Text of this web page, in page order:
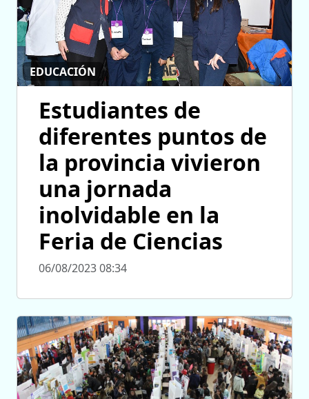
EDUCACIÓN
Estudiantes de
diferentes puntos de
la provincia vivieron
una jornada
inolvidable en la
Feria de Ciencias
06/08/2023 08:34